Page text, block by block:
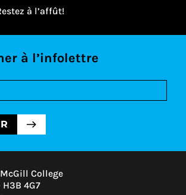
à l’affût!
à l’infolettre
College
4G7